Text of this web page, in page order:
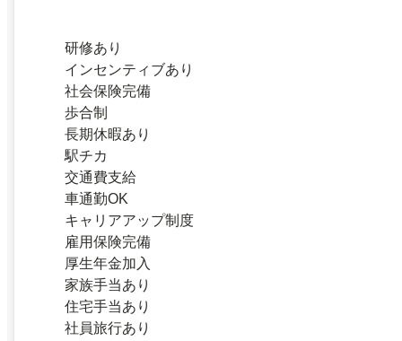
研修あり
インセンティブあり
社会保険完備
歩合制
長期休暇あり
駅チカ
交通費支給
車通勤OK
キャリアアップ制度
雇用保険完備
厚生年金加入
家族手当あり
住宅手当あり
社員旅行あり